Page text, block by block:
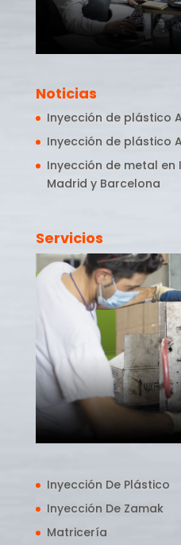
Noticias
Inyección de plástico
Inyección de plástico
Inyección de metal en
Madrid y Barcelona
Servicios
Inyección De Plástico
Inyección De Zamak
Matricería